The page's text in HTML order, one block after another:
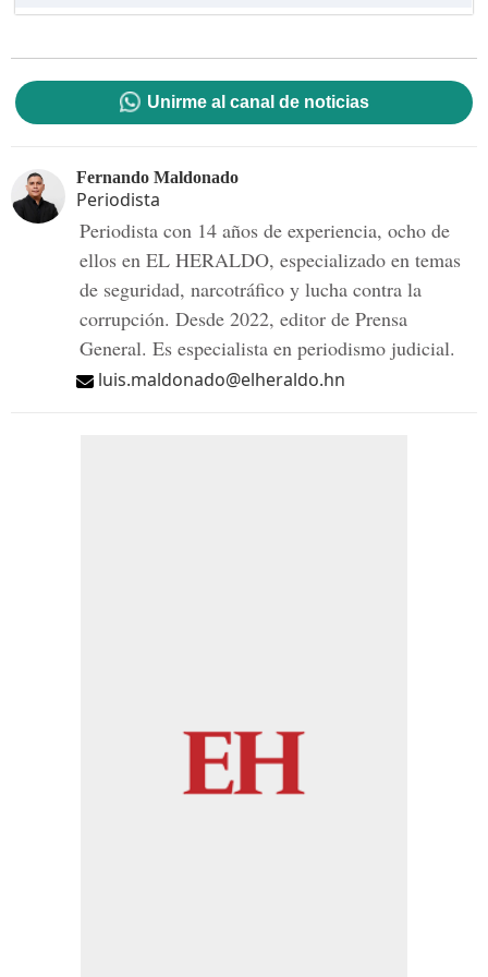
Unirme al canal de noticias
Fernando Maldonado
Periodista
Periodista con 14 años de experiencia, ocho de
ellos en EL HERALDO, especializado en temas
de seguridad, narcotráfico y lucha contra la
corrupción. Desde 2022, editor de Prensa
General. Es especialista en periodismo judicial.
luis.maldonado@elheraldo.hn